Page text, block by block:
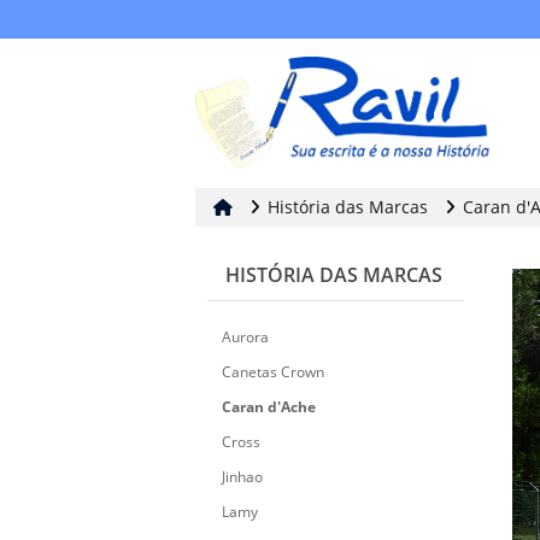
História das Marcas Caran
HISTÓRIA DAS MARCAS
Aurora
Canetas Crown
Caran d'Ache
Cross
Jinhao
Lamy